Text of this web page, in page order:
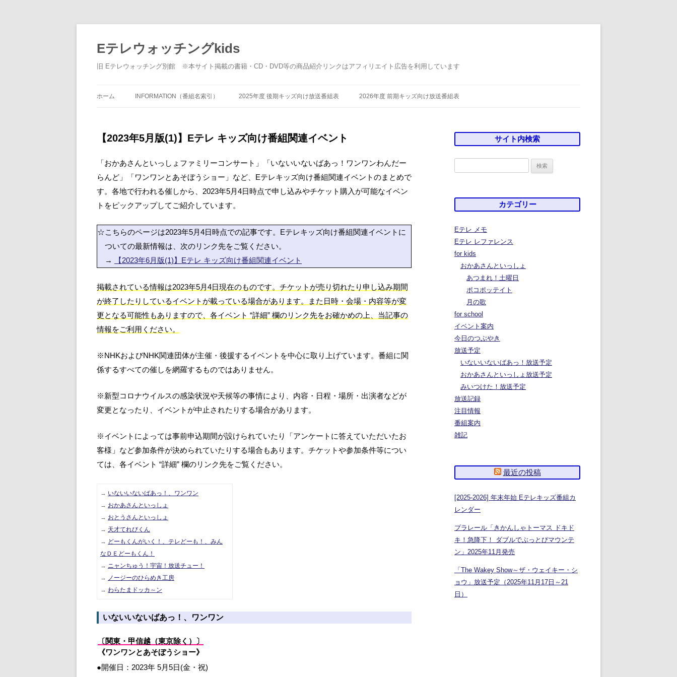
Eテレウォッチングkids
旧 Eテレウォッチング別館 ※本サイト掲載の書籍・CD・DVD等の商品紹介リンクはアフィリエイト広告を利用しています
ン
ス
キ
ホーム INFORMATION（番組名索引） 2025年度 後期キッズ向け放送番組表 2026年度 前期キッズ向け放送番組表
【2023年5月版(1)】Eテレ キッズ向け番組関連イベント
「おかあさんといっしょファミリーコンサート」「いないいないばあっ！ワンワンわんだー
らんど」「ワンワンとあそぼうショー」など、Eテレキッズ向け番組関連イベントのまとめで
す。各地で行われる催しから、2023年5月4日時点で申し込みやチケット購入が可能なイベン
トをピックアップしてご紹介しています。
☆こちらのページは2023年5月4日時点での記事です。Eテレキッズ向け番組関連イベントに
ついての最新情報は、次のリンク先をご覧ください。
→
【2023年6月版(1)】Eテレ キッズ向け番組関連イベント
掲載されている情報は2023年5月4日現在のものです。チケットが売り切れたり申し込み期間
が終了したりしているイベントが載っている場合があります。また日時・会場・内容等が変
更となる可能性もありますので、各イベント “詳細” 欄のリンク先をお確かめの上、当記事の
情報をご利用ください。
※NHKおよびNHK関連団体が主催・後援するイベントを中心に取り上げています。番組に関
係するすべての催しを網羅するものではありません。
※新型コロナウイルスの感染状況や天候等の事情により、内容・日程・場所・出演者などが
変更となったり、イベントが中止されたりする場合があります。
※イベントによっては事前申込期間が設けられていたり「アンケートに答えていただいたお
客様」など参加条件が決められていたりする場合もあります。チケットや参加条件等につい
ては、各イベント “詳細” 欄のリンク先をご覧ください。
→ いないいないばあっ！、ワンワン
→ おかあさんといっしょ
→ おとうさんといっしょ
→ 天才てれびくん
→ どーもくんがいく！、テレどーも！、みん
なＤＥどーもくん！
→ ニャンちゅう！宇宙！放送チュー！
→ ノージーのひらめき工房
→ わらたまドッカ～ン
いないいないばあっ！、ワンワン
〔関東・甲信越（東京除く）〕
《ワンワンとあそぼうショー》
●開催日：2023年 5月5日(金・祝)
サイト内検索
カテゴリー
Eテレ メモ
Eテレ レファレンス
for kids
おかあさんといっしょ
あつまれ！土曜日
ポコポッテイト
月の歌
for school
イベント案内
今日のつぶやき
放送予定
いないいないばあっ！放送予定
おかあさんといっしょ放送予定
みいつけた！放送予定
放送記録
注目情報
番組案内
雑記
最近の投稿
[2025-2026] 年末年始 Eテレキッズ番組カ
レンダー
プラレール「きかんしゃトーマス ドキド
キ！急降下！ ダブルでぶっとびマウンテ
ン」2025年11月発売
「The Wakey Show～ザ・ウェイキー・シ
ョウ」放送予定（2025年11月17日～21
日）